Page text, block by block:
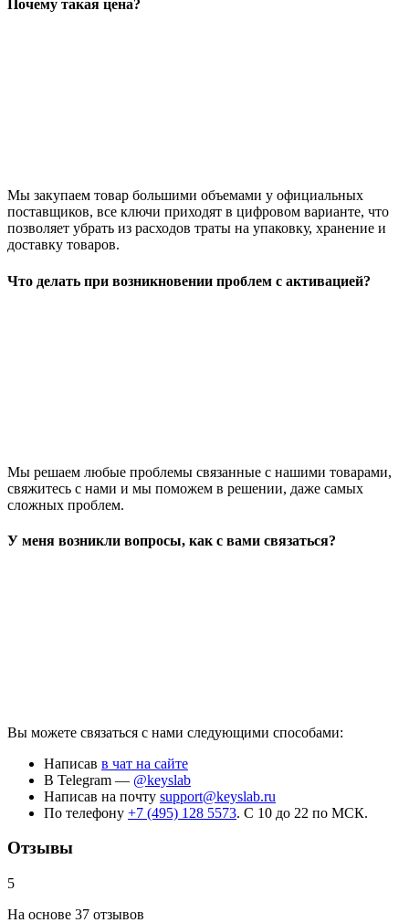
Почему такая цена?
Мы закупаем товар большими объемами у официальных
поставщиков, все ключи приходят в цифровом варианте, что
позволяет убрать из расходов траты на упаковку, хранение и
доставку товаров.
Что делать при возникновении проблем с активацией?
Мы решаем любые проблемы связанные с нашими товарами,
свяжитесь с нами и мы поможем в решении, даже самых
сложных проблем.
У меня возникли вопросы, как с вами связаться?
Вы можете связаться с нами следующими способами:
Написав в чат на сайте
В Telegram — @keyslab
Написав на почту support@keyslab.ru
По телефону +7 (495) 128 5573. С 10 до 22 по МСК.
Отзывы
5
На основе 37 отзывов